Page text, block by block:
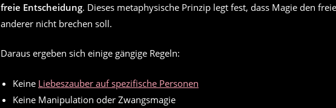
freie Entscheidung. Dieses metaphysische Prinzip legt fest, dass Magie den
anderer nicht brechen soll.
Daraus ergeben sich einige gängige Regeln:
Keine Liebeszauber auf spezifische Personen
Keine Manipulation oder Zwangsmagie